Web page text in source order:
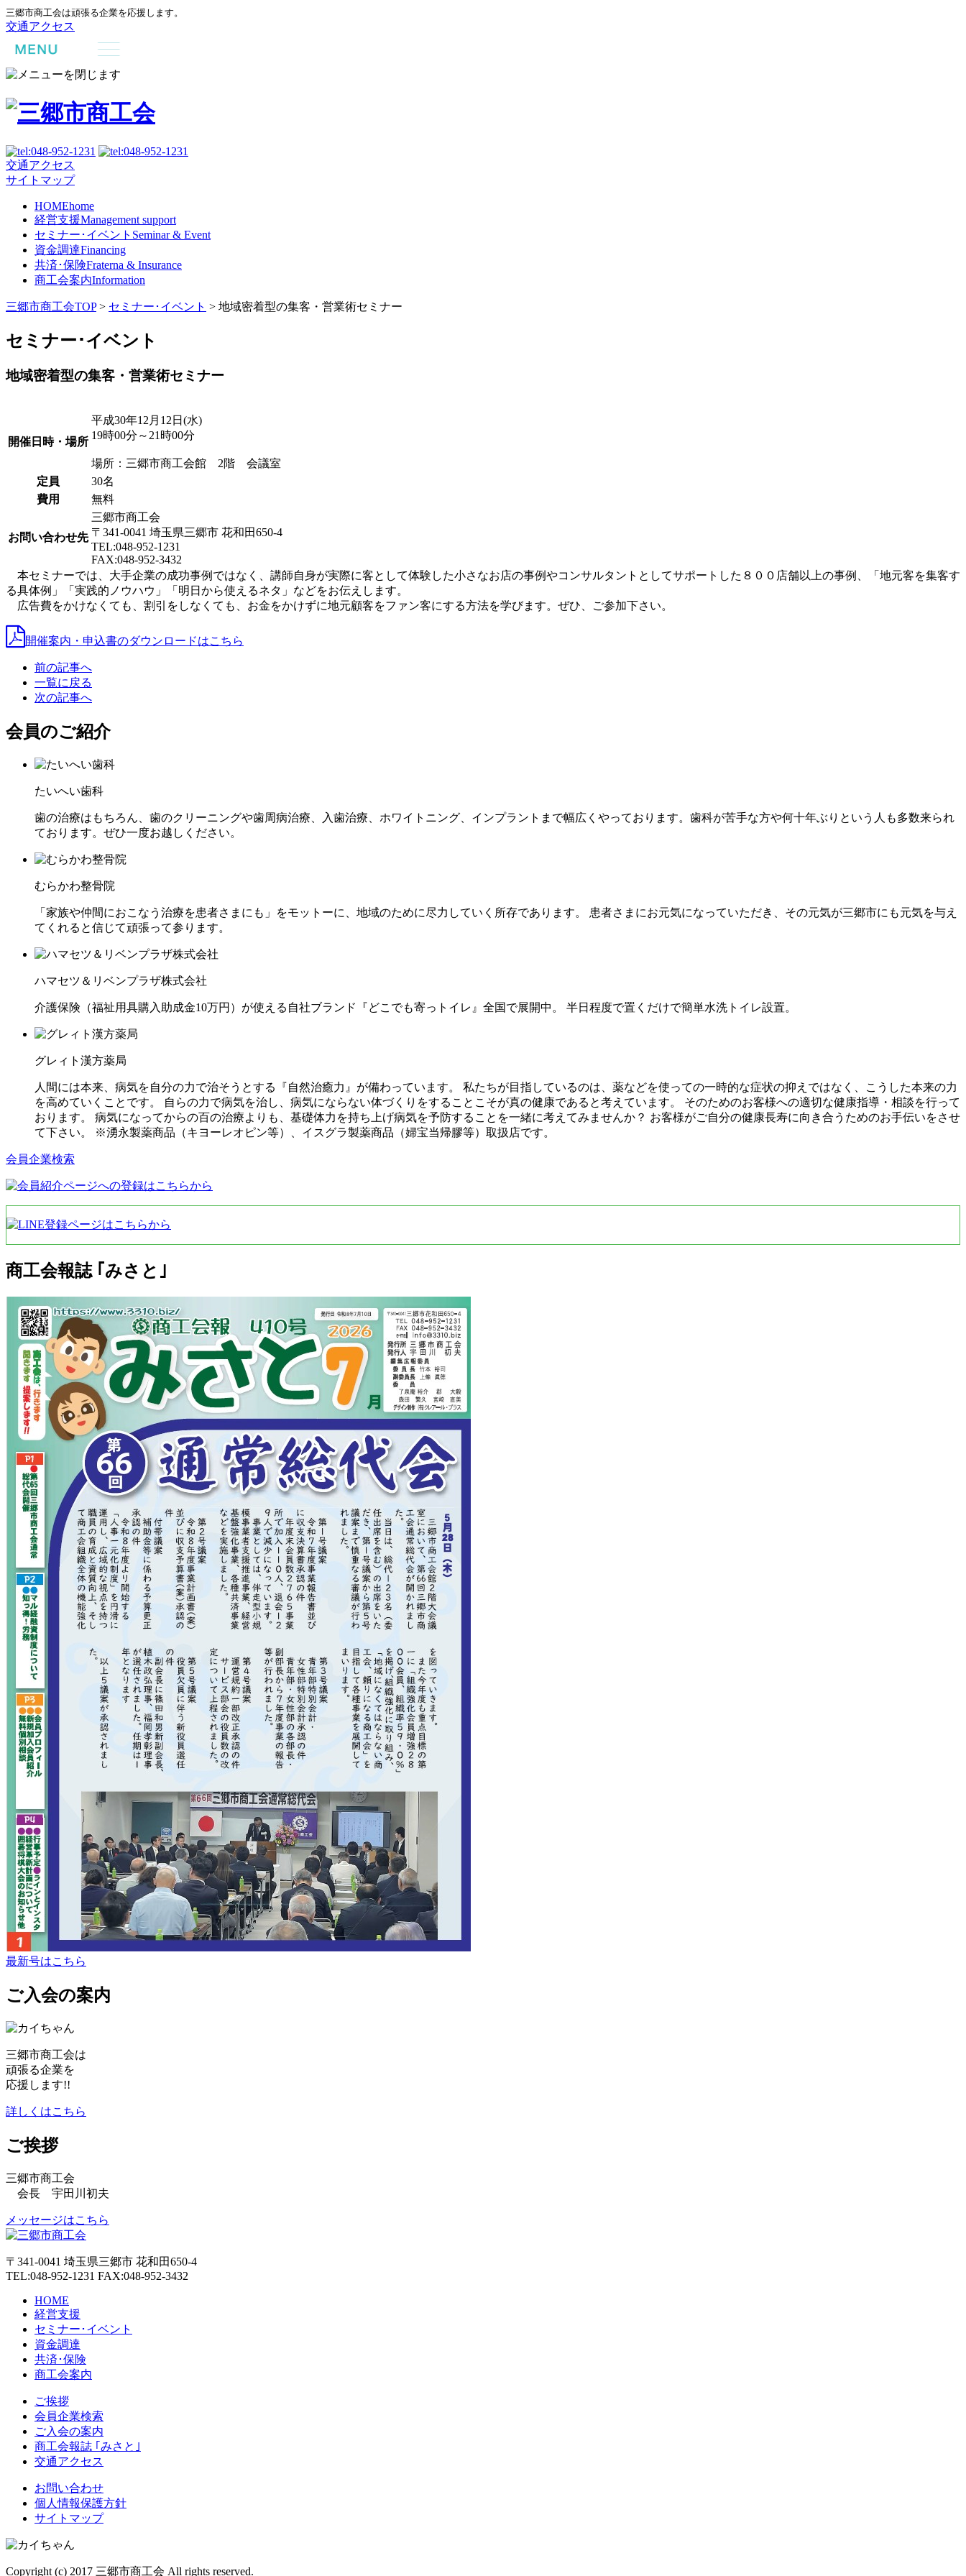
三郷市商工会は頑張る企業を応援します。
交通アクセス
交通アクセス
サイトマップ
HOMEhome
経営支援Management support
セミナー･イベント Seminar & Event
資金調達Financing
共済･保険Fraterna & Insurance
商工会案内Information
三郷市商工会TOP> セミナー･イベント > 地域密着型の集客・営業術セミナー
セミナー･イベント
地域密着型の集客・営業術セミナー
開催日時・場所
平成30年12月12日(水)
19時00分～21時00分
場所：三郷市商工会館 2階 会議室
定員
30名
費用
無料
お問い合わせ先
三郷市商工会
〒341-0041 埼玉県三郷市 花和田650-4
TEL:048-952-1231
FAX:048-952-3432
本セミナーでは、大手企業の成功事例ではなく、講師自身が実際に客として体験した小さなお店の事例やコンサルタントとしてサポートした８００店舗以上の事例、「地元客を集客す
る具体例」「実践的ノウハウ」「明日から使えるネタ」などをお伝えします。
広告費をかけなくても、割引をしなくても、お金をかけずに地元顧客をファン客にする方法を学びます。ぜひ、ご参加下さい。
開催案内・申込書のダウンロードはこちら
前の記事へ
一覧に戻る
次の記事へ
会員のご紹介
たいへい歯科
歯の治療はもちろん、歯のクリーニングや歯周病治療、入歯治療、ホワイトニング、インプラントまで幅広くやっております。歯科が苦手な方や何十年ぶりという人も多数来られ
ております。ぜひ一度お越しください。
むらかわ整骨院
「家族や仲間におこなう治療を患者さまにも」をモットーに、地域のために尽力していく所存であります。 患者さまにお元気になっていただき、その元気が三郷市にも元気を与え
てくれると信じて頑張って参ります。
ハマセツ＆リベンプラザ株式会社
介護保険（福祉用具購入助成金10万円）が使える自社ブランド『どこでも寄っトイレ』全国で展開中。 半日程度で置くだけで簡単水洗トイレ設置。
グレィト漢方薬局
人間には本来、病気を自分の力で治そうとする『自然治癒力』が備わっています。 私たちが目指しているのは、薬などを使っての一時的な症状の抑えではなく、こうした本来の力
を高めていくことです。 自らの力で病気を治し、病気にならない体づくりをすることこそが真の健康であると考えています。 そのためのお客様への適切な健康指導・相談を行って
おります。 病気になってからの百の治療よりも、基礎体力を持ち上げ病気を予防することを一緒に考えてみませんか？ お客様がご自分の健康長寿に向き合うためのお手伝いをさせ
て下さい。 ※湧永製薬商品（キヨーレオピン等）、イスグラ製薬商品（婦宝当帰膠等）取扱店です。
会員企業検索
商工会報誌 ｢みさと｣
最新号はこちら
ご入会の案内
三郷市商工会は
頑張る企業を
応援します!!
詳しくはこちら
ご挨拶
三郷市商工会
会長 宇田川初夫
メッセージはこちら
〒341-0041 埼玉県三郷市 花和田650-4
TEL:048-952-1231 FAX:048-952-3432
HOME
経営支援
セミナー･イベント
資金調達
共済･保険
商工会案内
ご挨拶
会員企業検索
ご入会の案内
商工会報誌 ｢みさと｣
交通アクセス
お問い合わせ
個人情報保護方針
サイトマップ
Copyright (c) 2017 三郷市商工会 All rights reserved.